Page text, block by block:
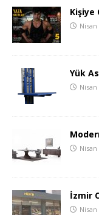
Kişiye
Nisan
Yük
Nisan
Nisan
İzmir
Nisan